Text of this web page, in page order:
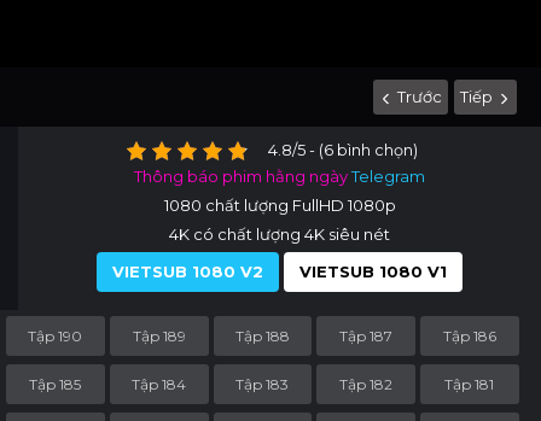
Trước Tiếp
4.8/5 - (6 bình chọn)
Thông báo phim hằng ngàyTelegram
1080 chất lượng FullHD 1080p
4K có chất lượng 4K siêu nét
VIETSUB 1080 V2
VIETSUB 1080 V1
Tập 190 Tập 189 Tập 188 Tập 187 Tập 186
Tập 185 Tập 184 Tập 183 Tập 182 Tập 181